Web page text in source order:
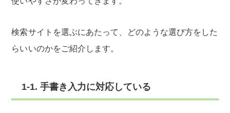
検索サイトを選ぶにあたって、どのような選び方をした
らいいのかをご紹介します。
1-1. 手書き入力に対応している